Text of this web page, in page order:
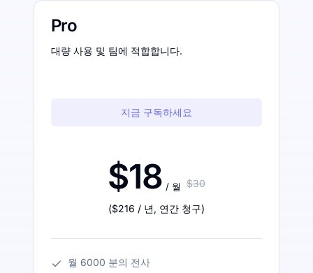
Pro
대량 사용 및 팀에 적합합니다.
지금 구독하세요
$18 / 월 $30
($216 / 년, 연간 청구)
월 6000 분의 전사